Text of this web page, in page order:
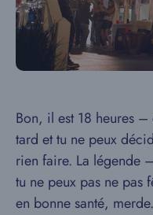
Bon, il est 18 heures
tard et tu ne peux
rien faire. La légende
tu ne peux pas ne pas
en bonne santé, merde.